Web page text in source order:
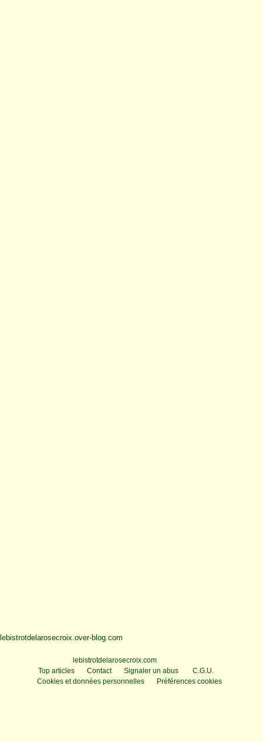
lebistrotdelarosecroix.over-blog.com
lebistrotdelarosecroix.com
Top articles
Contact Signaler un abus
C.G.U.
Cookies et données personnelles
Préférences cookies